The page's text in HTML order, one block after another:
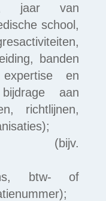
jaar van
school,
banden
en
aan
richtlijnen,
(bijv.
btw- of